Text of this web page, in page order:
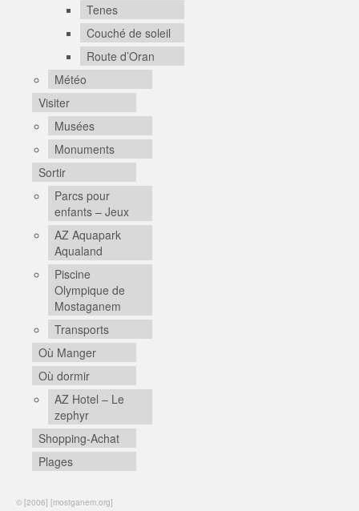
Tenes
Couché de soleil
Route d’Oran
Météo
Visiter
Musées
Monuments
Sortir
Parcs pour
enfants – Jeux
AZ Aquapark
Aqualand
Piscine
Olympique de
Mostaganem
Transports
Où Manger
Où dormir
AZ Hotel – Le
zephyr
Shopping-Achat
Plages
© [2006] [mostganem.org]